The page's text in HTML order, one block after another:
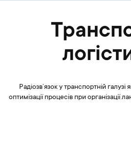
Радіозв’язок у транспортній галузі
оптимізації процесів при організації